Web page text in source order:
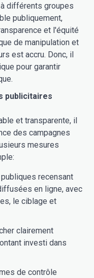
différents groupes
publiquement,
et l'équité
de manipulation et
est accru. Donc, il
pour garantir
publicitaires
et transparente, il
des campagnes
mesures
recensant
en ligne, avec
le ciblage et
clairement
investi dans
de contrôle